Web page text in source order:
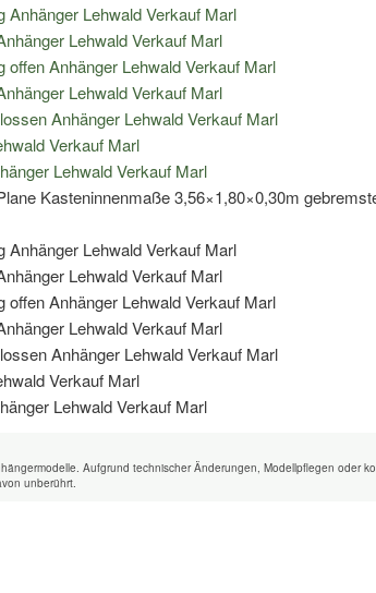
Aufgrund technischer Änderungen, Modellpflegen oder
unberührt.